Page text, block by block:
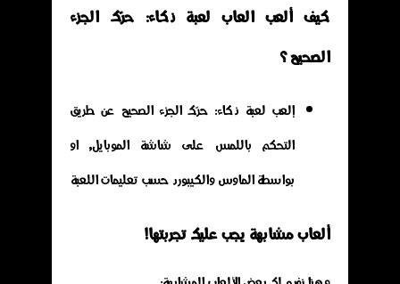
كيف ألعب العاب لعبة ذكاء: حرّك الجزء
الصحيح ؟
إلعب لعبة ذكاء: حرّك الجزء الصحيح عن طريق
التحكم باللمس على شاشة الموبايل, او
بواسطة الماوس والكيبورد حسب تعليمات اللعبة
ألعاب مشابهة يجب عليك تجربتها!